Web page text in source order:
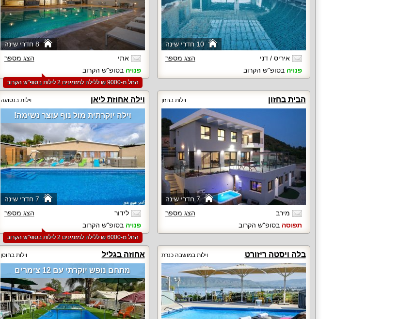
10 חדרי שינה
איריס / דני
הצג מספר
פנויה בסופ"ש הקרוב
8 חדרי שינה
אתי
הצג מספר
פנויה בסופ"ש הקרוב
החל מ-‏9000 ₪ ללילה למזמינים 2 לילות בסופ"ש הקרוב
הבית בחזון וילות בחזון
7 חדרי שינה
מירב
הצג מספר
תפוסה בסופ"ש הקרוב
וילה אחוזת ליאן וילות בנטועה
7 חדרי שינה
וילה יוקרתית מול נוף עוצר נשימה!
לידור
הצג מספר
פנויה בסופ"ש הקרוב
החל מ-‏6000 ₪ ללילה למזמינים 2 לילות בסופ"ש הקרוב
בלה ויסטה ריזורט וילות במושבה כנרת אחוזה בגליל וילות בחוסן
מתחם נופש יוקרתי עם 12 צימרים